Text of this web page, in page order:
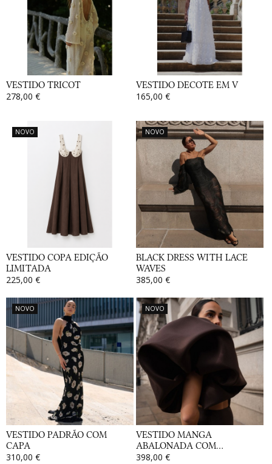
VESTIDO TRICOT
278,00 €
VESTIDO DECOTE EM V
165,00 €
NOVO
VESTIDO COPA EDIÇÃO
LIMITADA
225,00 €
NOVO
BLACK DRESS WITH LACE
WAVES
385,00 €
NOVO
VESTIDO PADRÃO COM
CAPA
310,00 €
NOVO
VESTIDO MANGA
ABALONADA COM...
398,00 €